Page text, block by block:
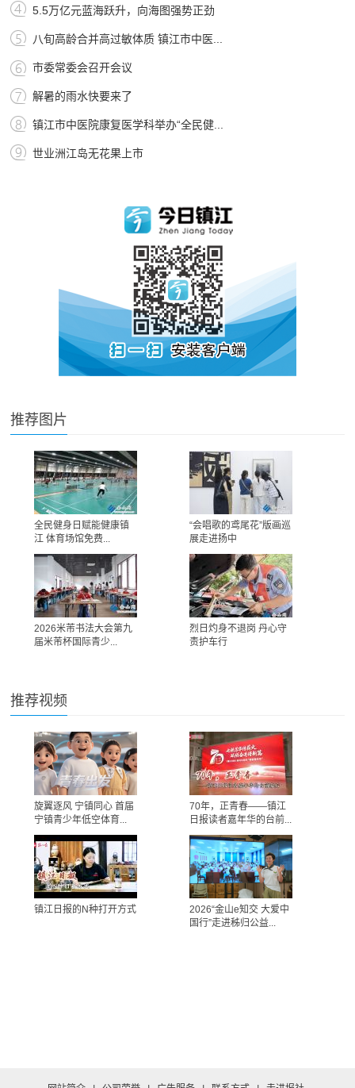
5.5万亿元蓝海跃升，向海图强势正劲
八旬高龄合并高过敏体质 镇江市中医...
市委常委会召开会议
解暑的雨水快要来了
镇江市中医院康复医学科举办“全民健...
世业洲江岛无花果上市
推荐图片
全民健身日赋能健康镇
江 体育场馆免费...
“会唱歌的鸢尾花”版画巡
展走进扬中
2026米芾书法大会第九
届米芾杯国际青少...
烈日灼身不退岗 丹心守
责护车行
推荐视频
旋翼逐风 宁镇同心 首届
宁镇青少年低空体育...
70年，正青春——镇江
日报读者嘉年华的台前...
镇江日报的N种打开方式
2026“金山e知交 大爱中
国行”走进秭归公益...